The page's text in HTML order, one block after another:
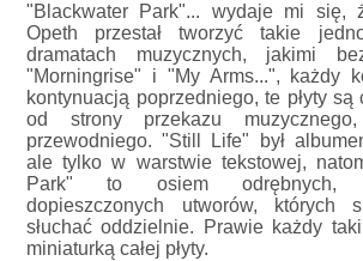
"Blackwater Park"... wydaje mi się,
Opeth przestał tworzyć takie
dramatach muzycznych, jakimi
"Morningrise" i "My Arms...", każdy
kontynuacją poprzedniego, te płyty są
od strony przekazu
przewodniego. "Still Life" był
ale tylko w warstwie tekstowej,
Park" to osiem odrębnych,
dopieszczonych utworów, których
słuchać oddzielnie. Prawie każdy
miniaturką całej płyty.